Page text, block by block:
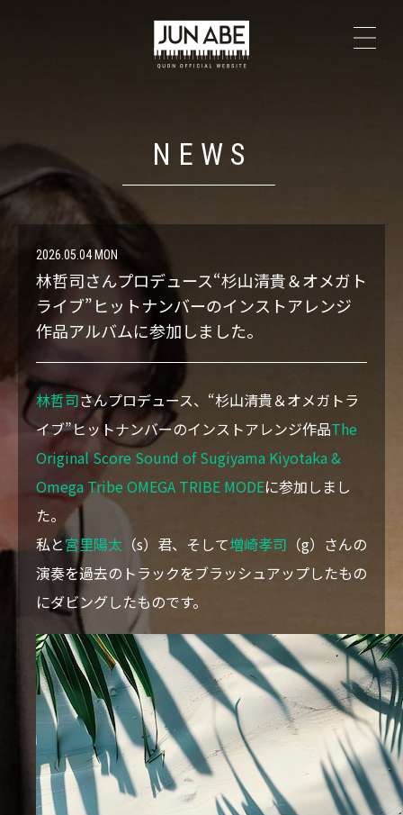
TOP
The Secrets
LIVE
DISCOGRAPHY
VIDEO
BLOG
NEWS
2026.05.04 MON
林哲司さんプロデュース“杉山清貴＆オメガト
ライブ”ヒットナンバーのインストアレンジ
作品アルバムに参加しました。
林哲司さんプロデュース、“杉山清貴＆オメガトラ
イブ”ヒットナンバーのインストアレンジ作品The
Original Score Sound of Sugiyama Kiyotaka &
Omega Tribe OMEGA TRIBE MODEに参加しまし
た。
私と宮里陽太 （s）君、そして増崎孝司 （g）さんの
演奏を過去のトラックをブラッシュアップしたもの
にダビングしたものです。